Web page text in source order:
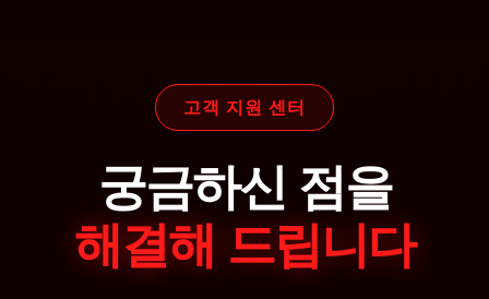
고객 지원 센터
궁금하신 점을
해결해 드립니다